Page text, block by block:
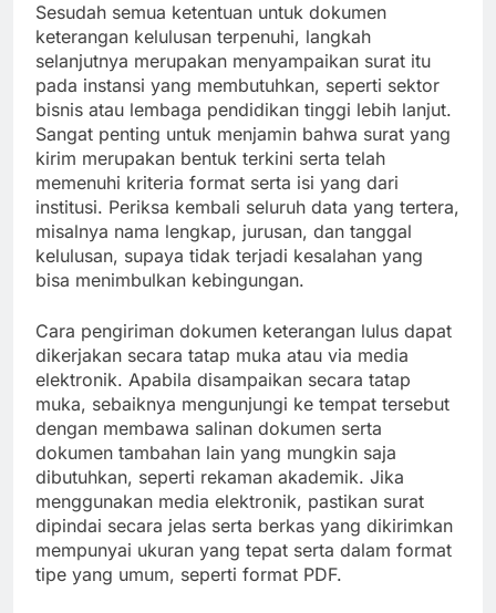
Sesudah semua ketentuan untuk dokumen
keterangan kelulusan terpenuhi, langkah
selanjutnya merupakan menyampaikan surat itu
pada instansi yang membutuhkan, seperti sektor
bisnis atau lembaga pendidikan tinggi lebih lanjut.
Sangat penting untuk menjamin bahwa surat yang
kirim merupakan bentuk terkini serta telah
memenuhi kriteria format serta isi yang dari
institusi. Periksa kembali seluruh data yang tertera,
misalnya nama lengkap, jurusan, dan tanggal
kelulusan, supaya tidak terjadi kesalahan yang
bisa menimbulkan kebingungan.
Cara pengiriman dokumen keterangan lulus dapat
dikerjakan secara tatap muka atau via media
elektronik. Apabila disampaikan secara tatap
muka, sebaiknya mengunjungi ke tempat tersebut
dengan membawa salinan dokumen serta
dokumen tambahan lain yang mungkin saja
dibutuhkan, seperti rekaman akademik. Jika
menggunakan media elektronik, pastikan surat
dipindai secara jelas serta berkas yang dikirimkan
mempunyai ukuran yang tepat serta dalam format
tipe yang umum, seperti format PDF.